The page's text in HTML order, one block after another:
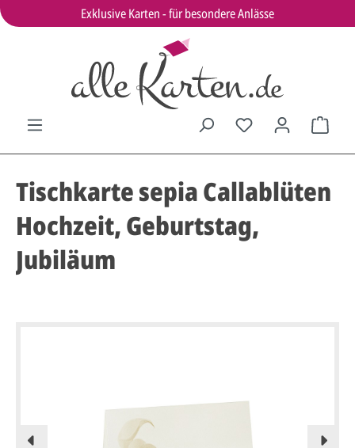
Exklusive Karten - für besondere Anlässe
Tischkarte sepia Callablüten
Hochzeit, Geburtstag,
Jubiläum